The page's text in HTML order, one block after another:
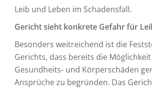
Leib und Leben im Schadensfall.
Gericht sieht konkrete Gefahr für
Besonders weitreichend ist die
Gerichts, dass bereits die
Gesundheits- und Körperschäden
Ansprüche zu begründen. Das